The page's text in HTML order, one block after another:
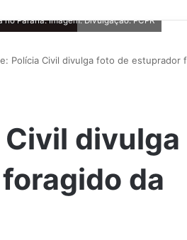
Paraná. Imagem: Divulgação: PCPR
Polícia Civil divulga foto de estuprador
divulga
da